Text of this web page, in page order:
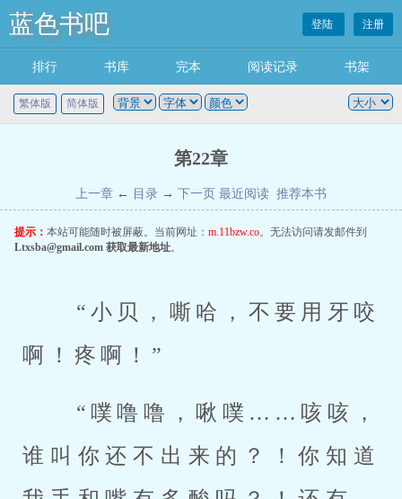
蓝色书吧 登陆 注册
排行 书库 完本 阅读记录 书架
繁体版 简体版
第22章
上一章 ← 目录 → 下一页 最近阅读 推荐本书
提示： 本站可能随时被屏蔽。当前网址： m.11bzw.co。无法访问请发邮件到
Ltxsba@gmail.com 获取最新地址。
啊！疼啊！”
谁叫你还不出来的？！你知道